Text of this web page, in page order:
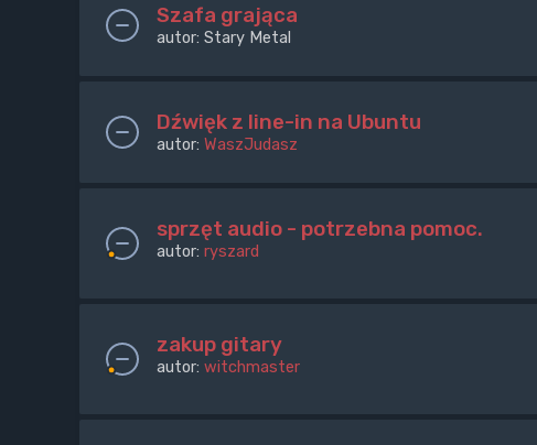
Szafa grająca
autor: Stary Metal
Dźwięk z line-in na Ubuntu
autor: WaszJudasz
sprzęt audio - potrzebna pomoc.
autor: ryszard
zakup gitary
autor: witchmaster